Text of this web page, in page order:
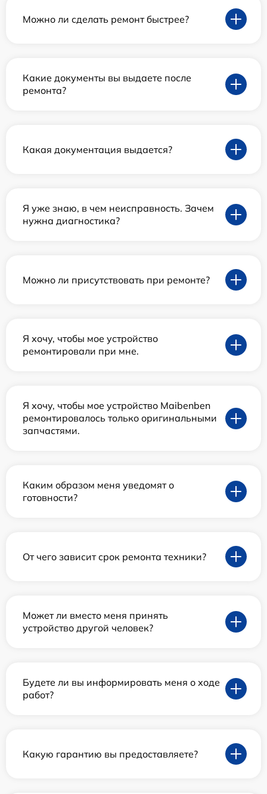
Можно ли сделать ремонт быстрее?
Какие документы вы выдаете после
ремонта?
Какая документация выдается?
Я уже знаю, в чем неисправность. Зачем
нужна диагностика?
Можно ли присутствовать при ремонте?
Я хочу, чтобы мое устройство
ремонтировали при мне.
Я хочу, чтобы мое устройство Maibenben
ремонтировалось только оригинальными
запчастями.
Каким образом меня уведомят о
готовности?
От чего зависит срок ремонта техники?
Может ли вместо меня принять
устройство другой человек?
Будете ли вы информировать меня о ходе
работ?
Какую гарантию вы предоставляете?